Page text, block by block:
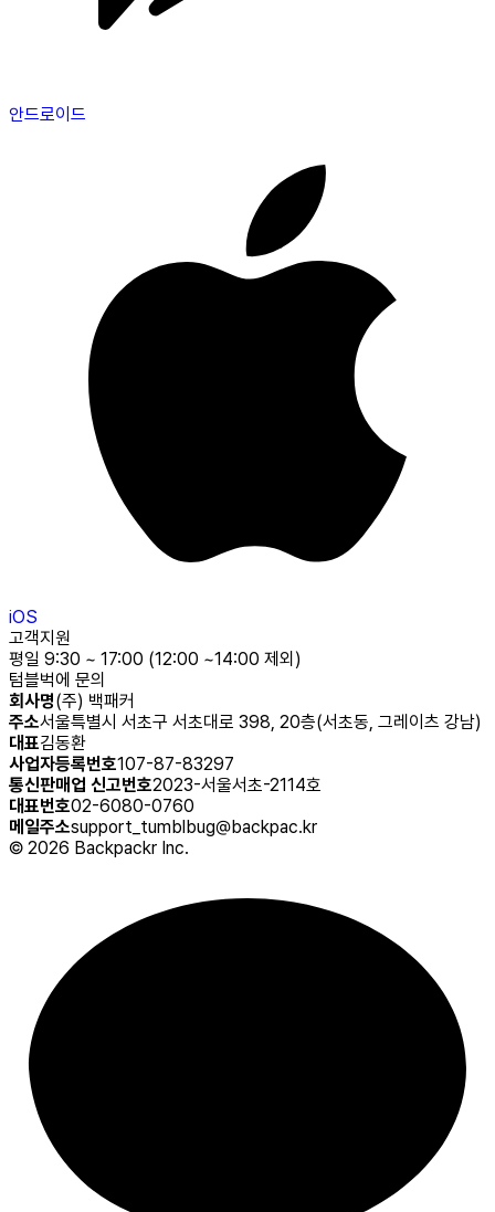
안드로이드
iOS
고객지원
평일 9:30 ~ 17:00 (12:00 ~14:00 제외)
텀블벅에 문의
회사명(주) 백패커
주소서울특별시 서초구 서초대로 398, 20층(서초동, 그레이츠 강남)
대표김동환
사업자등록번호107-87-83297
통신판매업 신고번호2023-서울서초-2114호
대표번호02-6080-0760
메일주소support_tumblbug@backpac.kr
© 2026 Backpackr Inc.